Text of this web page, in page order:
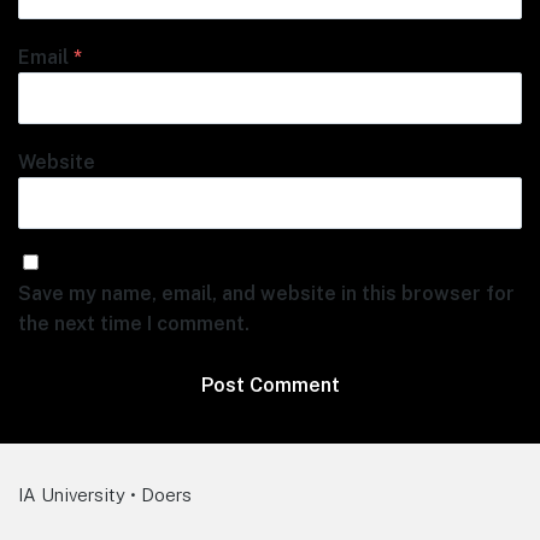
Email *
Website
Save my name, email, and website in this browser for
the next time I comment.
IA University • Doers